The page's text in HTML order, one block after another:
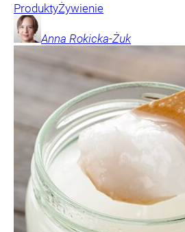
ProduktyŻywienie
Anna Rokicka-Żuk